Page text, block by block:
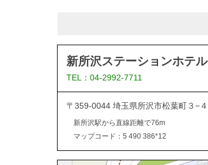
新所沢ステーションホテル
TEL：04-2992-7711
〒359-0044 埼玉県所沢市松葉町３−４
新所沢駅から直線距離で76m
マップコード：5 490 386*12